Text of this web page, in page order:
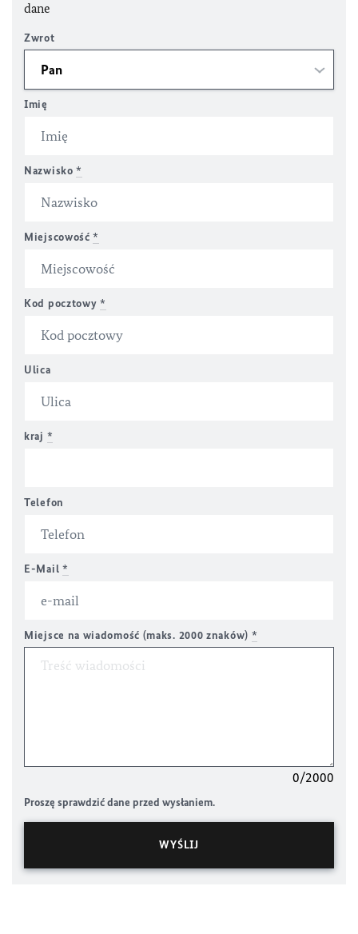
dane
Zwrot
Imię
Nazwisko*
Miejscowość*
Kod pocztowy*
Ulica
kraj *
Telefon
E-Mail *
Miejsce na wiadomość (maks. 2000 znaków) *
0/2000
Proszę sprawdzić dane przed wysłaniem.